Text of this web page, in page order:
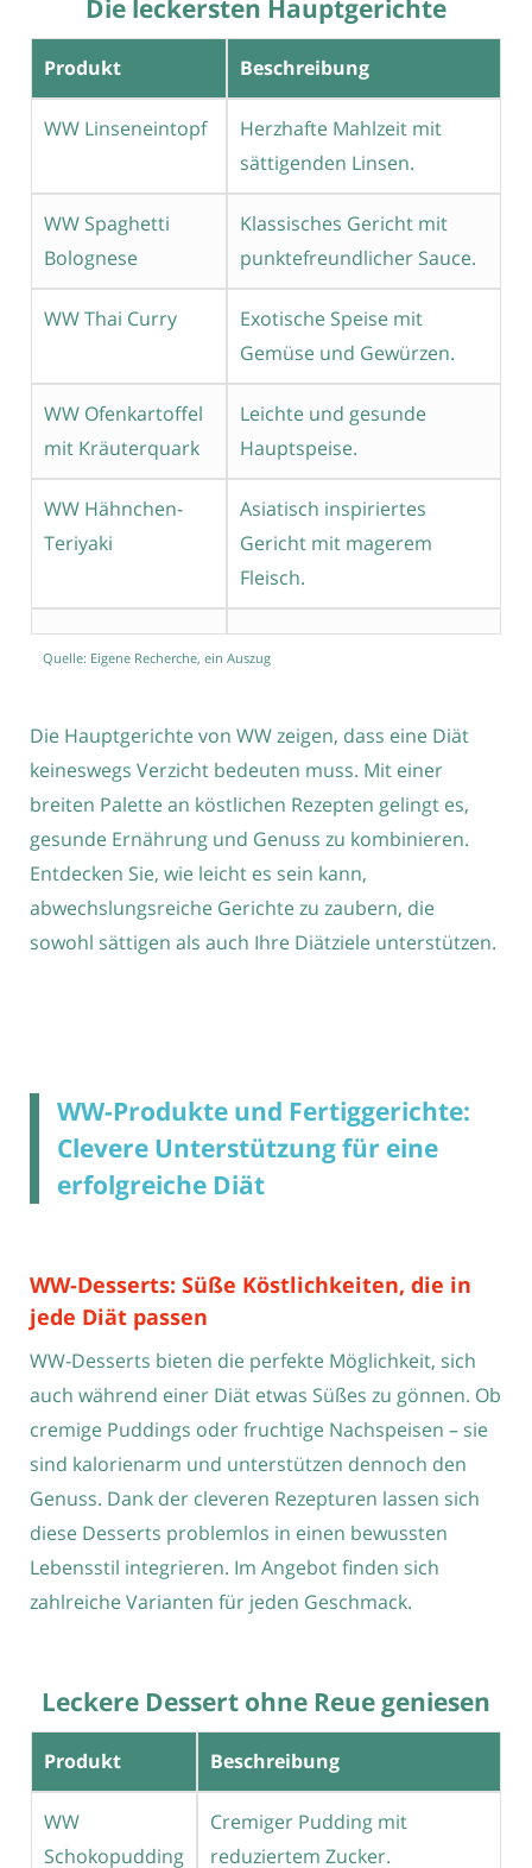
Die leckersten Hauptgerichte
Produkt Beschreibung
WW Linseneintopf
Herzhafte Mahlzeit mit
sättigenden Linsen.
WW Spaghetti
Bolognese
Klassisches Gericht mit
punktefreundlicher Sauce.
WW Thai Curry
Exotische Speise mit
Gemüse und Gewürzen.
WW Ofenkartoffel
mit Kräuterquark
Leichte und gesunde
Hauptspeise.
WW Hähnchen-
Teriyaki
Asiatisch inspiriertes
Gericht mit magerem
Fleisch.
Quelle: Eigene Recherche, ein Auszug
Die Hauptgerichte von WW zeigen, dass eine Diät
keineswegs Verzicht bedeuten muss. Mit einer
breiten Palette an köstlichen Rezepten gelingt es,
gesunde Ernährung und Genuss zu kombinieren.
Entdecken Sie, wie leicht es sein kann,
abwechslungsreiche Gerichte zu zaubern, die
sowohl sättigen als auch Ihre Diätziele unterstützen.
WW-Produkte und Fertiggerichte:
Clevere Unterstützung für eine
erfolgreiche Diät
WW-Desserts: Süße Köstlichkeiten, die in
jede Diät passen
WW-Desserts bieten die perfekte Möglichkeit, sich
auch während einer Diät etwas Süßes zu gönnen. Ob
cremige Puddings oder fruchtige Nachspeisen – sie
sind kalorienarm und unterstützen dennoch den
Genuss. Dank der cleveren Rezepturen lassen sich
diese Desserts problemlos in einen bewussten
Lebensstil integrieren. Im Angebot finden sich
zahlreiche Varianten für jeden Geschmack.
Leckere Dessert ohne Reue geniesen
Produkt Beschreibung
WW
Schokopudding
Cremiger Pudding mit
reduziertem Zucker.